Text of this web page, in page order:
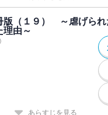
（１９） ～虐げられ
理由～
あらすじを見る